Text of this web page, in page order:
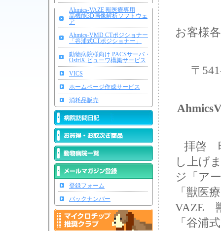
お客様
〒
拝啓
し上げ
ジ「ア
「獣医
VAZE
「谷浦
Ahmics-VAZE 獣医療専用
高機能3D画像解析ソフトウェ
ア
Ahmics-VMD CTポジショナー
「谷浦式CTポジショナー」
動物病院様向け PACSサーバ・
OsiriX ビューワ構築サービス
VICS
ホームページ作成サービス
消耗品販売
登録フォーム
バックナンバー